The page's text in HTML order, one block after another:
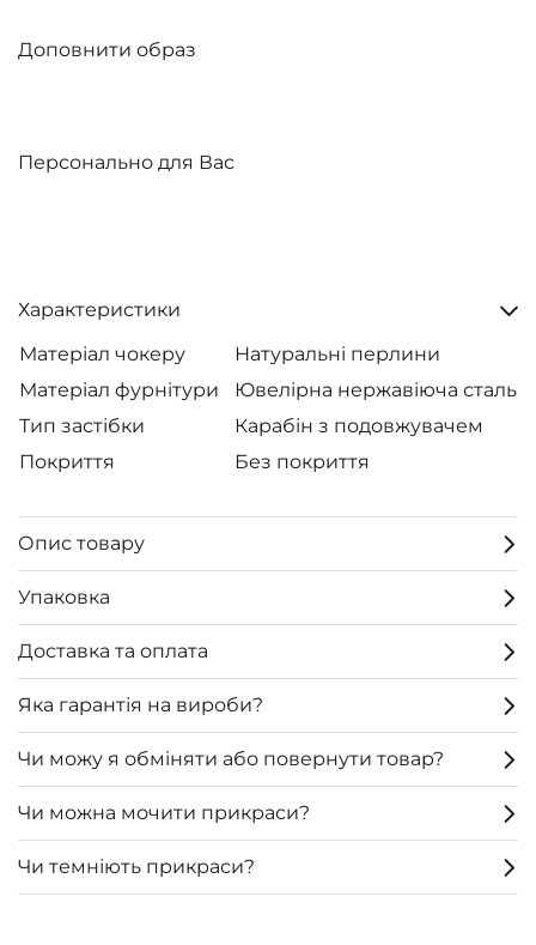
Доповнити образ
Персонально для Вас
Характеристики
Матеріал чокеру
Натуральні перлини
Матеріал фурнітури
Ювелірна нержавіюча сталь
Тип застібки
Карабін з подовжувачем
Покриття
Без покриття
Опис товару
Упаковка
Доставка та оплата
Яка гарантія на вироби?
Чи можу я обміняти або повернути товар?
Чи можна мочити прикраси?
Чи темніють прикраси?